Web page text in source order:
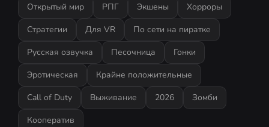
Открытый мир
РПГ Экшены
Хорроры
Стратегии
Для VR
По сети на пиратке
Русская озвучка
Песочница
Гонки
Эротическая
Крайне положительные
Call of Duty
Выживание 2026
Зомби
Кооператив